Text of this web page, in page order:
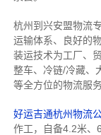
杭州到兴安盟物流
运输体系、良好的
装运技术为工厂、
整车、冷链/冷藏、
等全方位的物流服务
好运吉通杭州物流
作工，自备4.2米、